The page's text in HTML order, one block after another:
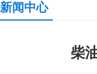
新闻中心
柴